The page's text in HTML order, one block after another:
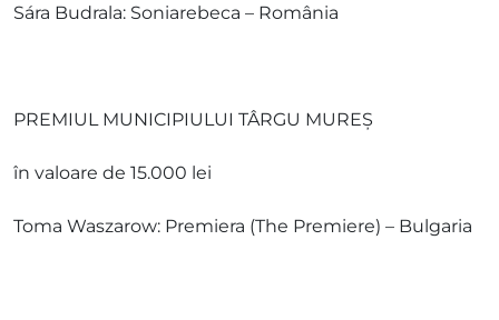
Sára Budrala: Soniarebeca – România
PREMIUL MUNICIPIULUI TÂRGU MUREŞ
în valoare de 15.000 lei
Toma Waszarow: Premiera (The Premiere) – Bulgaria